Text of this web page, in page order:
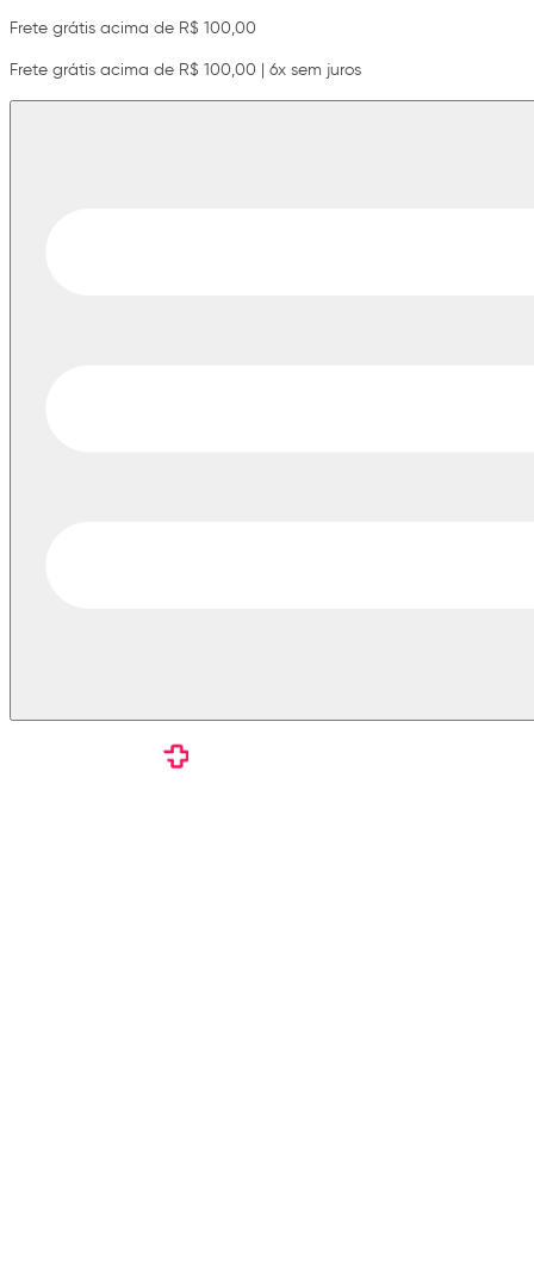
Frete grátis acima de R$ 100,00
Frete grátis acima de R$ 100,00 | 6x sem juros